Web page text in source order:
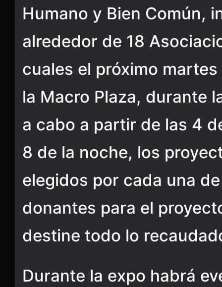
Humano y Bien Común,
alrededor de 18
cuales el próximo
la Macro Plaza, durante
a cabo a partir de las 4
8 de la noche, los
elegidos por cada una
donantes para el
destine todo lo
Durante la expo habrá